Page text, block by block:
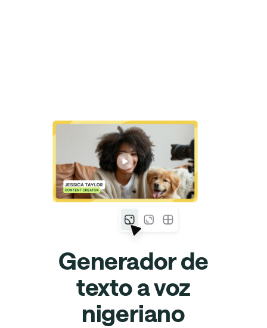
Generador de
texto a voz
nigeriano